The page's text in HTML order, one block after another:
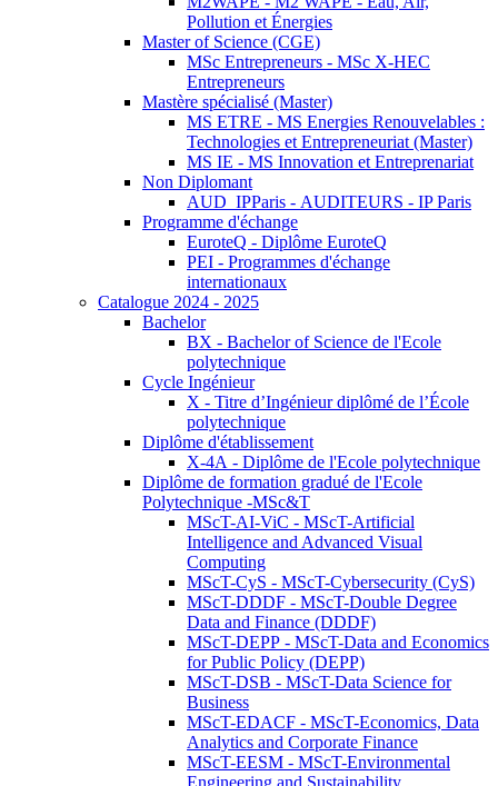
Pollution et Énergies
Master of Science (CGE)
MSc Entrepreneurs - MSc X-HEC
Entrepreneurs
Mastère spécialisé (Master)
MS ETRE - MS Energies Renouvelables :
Technologies et Entrepreneuriat (Master)
MS IE - MS Innovation et Entreprenariat
Non Diplomant
AUD_IPParis - AUDITEURS - IP Paris
Programme d'échange
EuroteQ - Diplôme EuroteQ
PEI - Programmes d'échange
internationaux
Catalogue 2024 - 2025
Bachelor
BX - Bachelor of Science de l'Ecole
polytechnique
Cycle Ingénieur
X - Titre d’Ingénieur diplômé de l’École
polytechnique
Diplôme d'établissement
X-4A - Diplôme de l'Ecole polytechnique
Diplôme de formation gradué de l'Ecole
Polytechnique -MSc&T
MScT-AI-ViC - MScT-Artificial
Intelligence and Advanced Visual
Computing
MScT-CyS - MScT-Cybersecurity (CyS)
MScT-DDDF - MScT-Double Degree
Data and Finance (DDDF)
MScT-DEPP - MScT-Data and Economics
for Public Policy (DEPP)
MScT-DSB - MScT-Data Science for
Business
MScT-EDACF - MScT-Economics, Data
Analytics and Corporate Finance
MScT-EESM - MScT-Environmental
Engineering and Sustainability